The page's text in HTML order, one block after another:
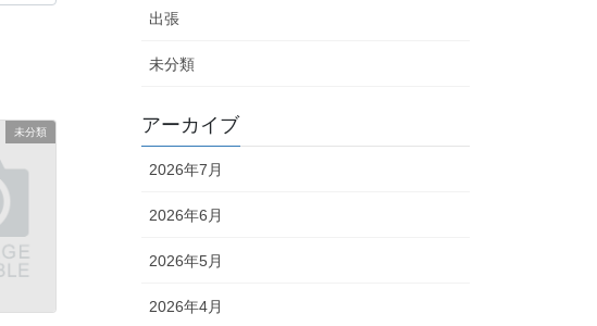
未分類
出張
未分類
アーカイブ
2026年7月
2026年6月
2026年5月
2026年4月